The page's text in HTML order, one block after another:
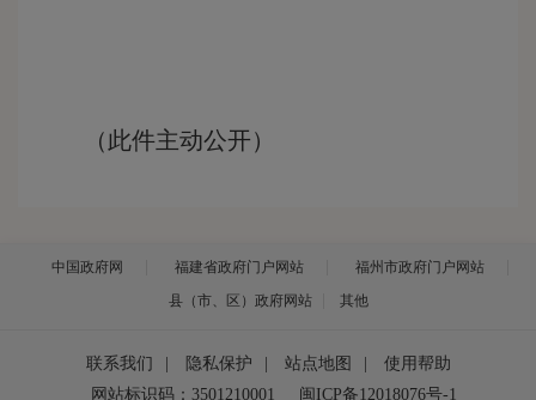
（此件主动公开）
中国政府网 福建省政府门户网站
福州市政府门户网站
县（市、区）政府网站
其他
联系我们 隐私保护 站点地图
使用帮助
网站标识码：3501210001
闽ICP备12018076号-1